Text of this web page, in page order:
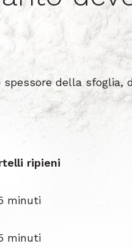
spessore della sfoglia,
ripieni
minuti
minuti